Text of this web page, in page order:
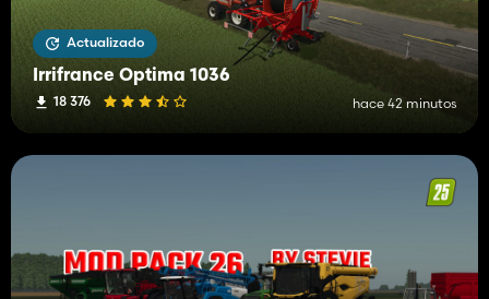
Actualizado
Irrifrance Optima 1036
18 376 hace 42 minutos